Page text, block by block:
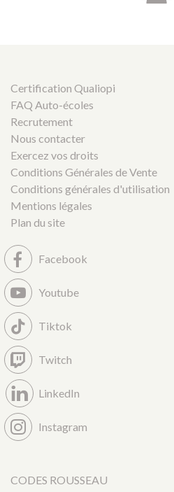
Certification Qualiopi
FAQ Auto-écoles
Recrutement
Nous contacter
Exercez vos droits
Conditions Générales de Vente
Conditions générales d'utilisation
Mentions légales
Plan du site
Facebook
Youtube
Tiktok
Twitch
LinkedIn
Instagram
CODES ROUSSEAU